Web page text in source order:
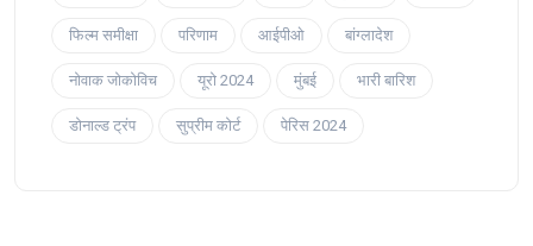
फिल्म समीक्षा परिणाम आईपीओ बांग्लादेश
नोवाक जोकोविच यूरो 2024 मुंबई भारी बारिश
डोनाल्ड ट्रंप सुप्रीम कोर्ट पेरिस 2024